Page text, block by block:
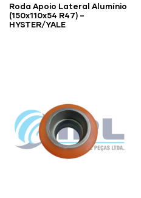
Roda Apoio Lateral Alumínio
(150x110x54 R47) –
HYSTER/YALE